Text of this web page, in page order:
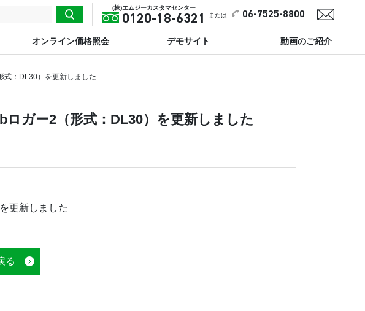
検索
(株)エムジーカスタマセンター
0120-18-6321 または 06-7525-8800
オンライン価格照会 デモサイト 動画のご紹介
式：DL30）を更新しました
ガー2（形式：DL30）を更新しました
を更新しました
る